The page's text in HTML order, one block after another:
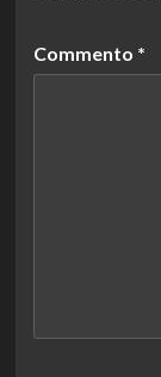
Commento *